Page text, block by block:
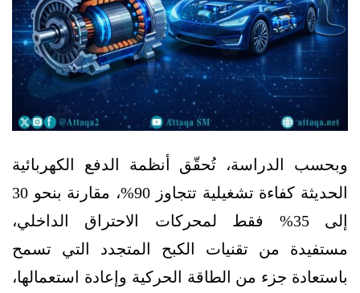
وبحسب الدراسة، تُحقّق أنظمة الدفع الكهربائية
الحديثة كفاءة تشغيلية تتجاوز 90%، مقارنة بنحو 30
إلى 35% فقط لمحركات الاحتراق الداخلي،
مستفيدة من تقنيات الكبح المتجدد التي تسمح
باستعادة جزء من الطاقة الحركية وإعادة استعمالها،